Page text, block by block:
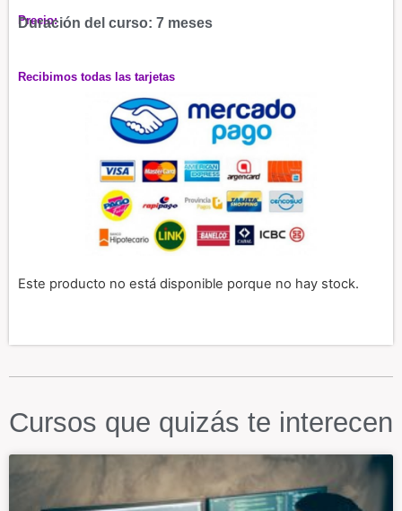
Precio:
Duración del curso: 7 meses
Recibimos todas las tarjetas
Este producto no está disponible porque no hay stock.
Cursos que quizás te interecen